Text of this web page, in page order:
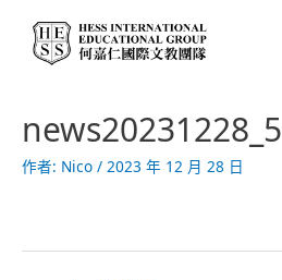
news20231228_5
作者: Nico / 2023 年 12 月 28 日
章
導
覽